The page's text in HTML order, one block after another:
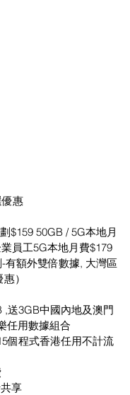
惠
$159 50GB / 5G本地月
員工5G本地月費$179
有額外雙倍數據, 大灣區
）
,送3GB中國內地及澳門
任用數據組合
個程式香港任用不計流
享